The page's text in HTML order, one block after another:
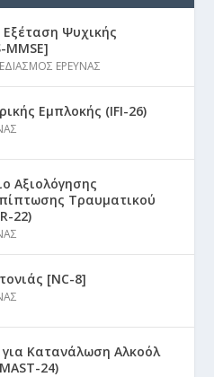
Ψυχικής
ΕΡΕΥΝΑΣ
Εμπλοκής (IFI-26)
Αξιολόγησης
Τραυματικού
22)
[NC-8]
Κατανάλωση Αλκοόλ
24)